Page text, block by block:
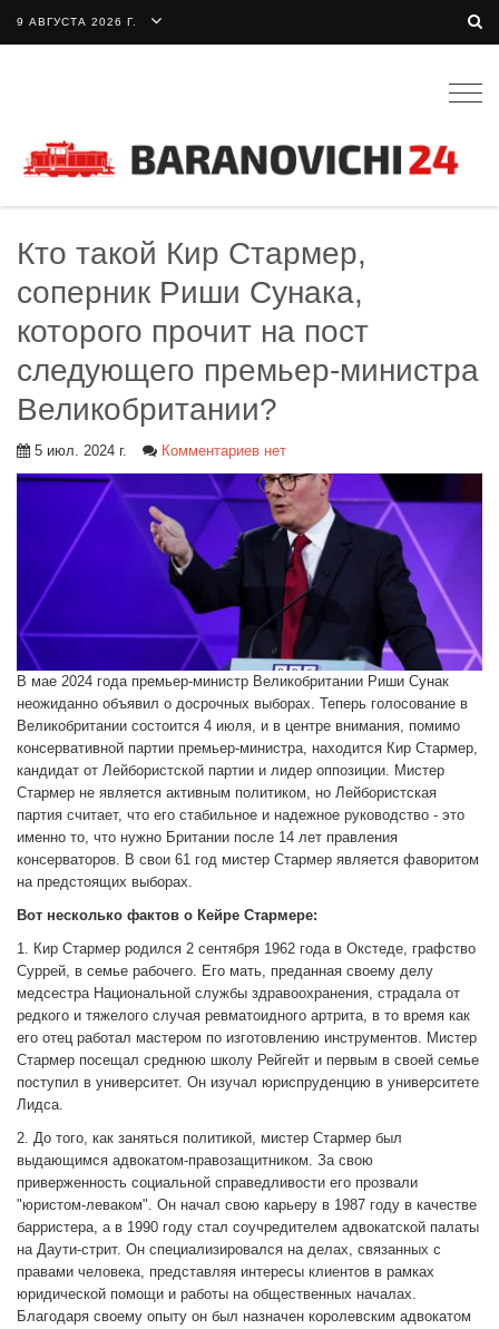
9 АВГУСТА 2026 Г.
Кто такой Кир Стармер,
соперник Риши Сунака,
которого прочит на пост
следующего премьер-министра
Великобритании?
5 июл. 2024 г. Комментариев нет
В мае 2024 года премьер-министр Великобритании Риши Сунак
неожиданно объявил о досрочных выборах. Теперь голосование в
Великобритании состоится 4 июля, и в центре внимания, помимо
консервативной партии премьер-министра, находится Кир Стармер,
кандидат от Лейбористской партии и лидер оппозиции. Мистер
Стармер не является активным политиком, но Лейбористская
партия считает, что его стабильное и надежное руководство - это
именно то, что нужно Британии после 14 лет правления
консерваторов. В свои 61 год мистер Стармер является фаворитом
на предстоящих выборах.
Вот несколько фактов о Кейре Стармере:
1. Кир Стармер родился 2 сентября 1962 года в Окстеде, графство
Суррей, в семье рабочего. Его мать, преданная своему делу
медсестра Национальной службы здравоохранения, страдала от
редкого и тяжелого случая ревматоидного артрита, в то время как
его отец работал мастером по изготовлению инструментов. Мистер
Стармер посещал среднюю школу Рейгейт и первым в своей семье
поступил в университет. Он изучал юриспруденцию в университете
Лидса.
2. До того, как заняться политикой, мистер Стармер был
выдающимся адвокатом-правозащитником. За свою
приверженность социальной справедливости его прозвали
"юристом-леваком". Он начал свою карьеру в 1987 году в качестве
барристера, а в 1990 году стал соучредителем адвокатской палаты
на Даути-стрит. Он специализировался на делах, связанных с
правами человека, представляя интересы клиентов в рамках
юридической помощи и работы на общественных началах.
Благодаря своему опыту он был назначен королевским адвокатом